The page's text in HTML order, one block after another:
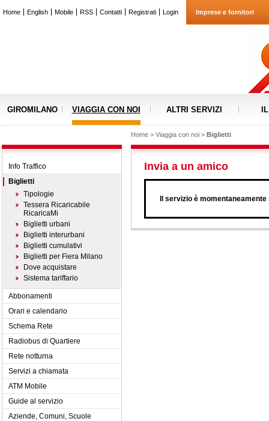
Home English Mobile RSS Contatti Registrati Login Imprese e fornitori
GIROMILANO VIAGGIA CON NOI ALTRI SERVIZI
Home > Viaggia con noi > Biglietti
Info Traffico
Biglietti
Tipologie
Tessera Ricaricabile
RicaricaMi
Biglietti urbani
Biglietti interurbani
Biglietti cumulativi
Biglietti per Fiera Milano
Dove acquistare
Sistema tariffario
Abbonamenti
Orari e calendario
Schema Rete
Radiobus di Quartiere
Rete notturna
Servizi a chiamata
ATM Mobile
Guide al servizio
Aziende, Comuni, Scuole
Invia a un amico
Il servizio è